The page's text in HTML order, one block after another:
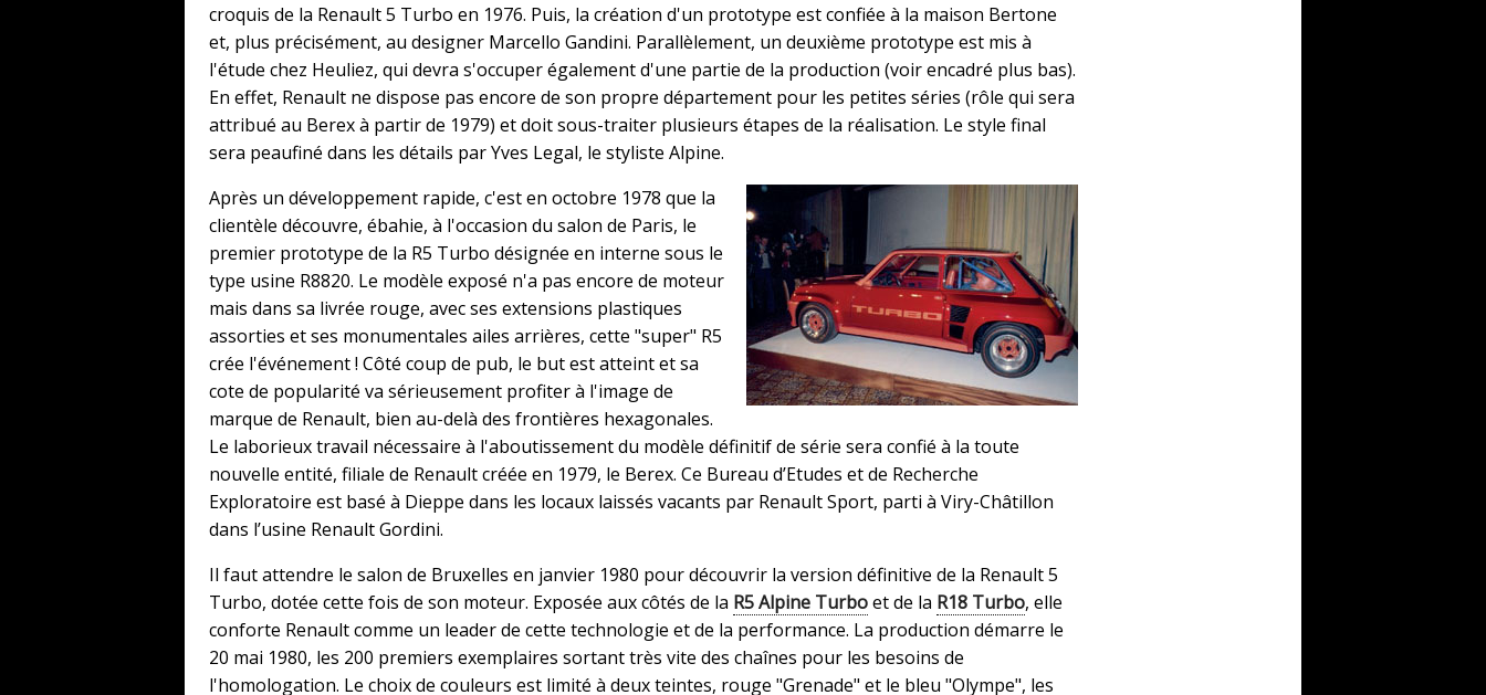
croquis de la Renault 5 Turbo en 1976. Puis, la création d'un prototype est confiée à la maison Bertone
et, plus précisément, au designer Marcello Gandini. Parallèlement, un deuxième prototype est mis à
l'étude chez Heuliez, qui devra s'occuper également d'une partie de la production (voir encadré plus bas).
En effet, Renault ne dispose pas encore de son propre département pour les petites séries (rôle qui sera
attribué au Berex à partir de 1979) et doit sous-traiter plusieurs étapes de la réalisation. Le style final
sera peaufiné dans les détails par Yves Legal, le styliste Alpine.
Après un développement rapide, c'est en octobre 1978 que la
clientèle découvre, ébahie, à l'occasion du salon de Paris, le
premier prototype de la R5 Turbo désignée en interne sous le
type usine R8820. Le modèle exposé n'a pas encore de moteur
mais dans sa livrée rouge, avec ses extensions plastiques
assorties et ses monumentales ailes arrières, cette "super" R5
crée l'événement ! Côté coup de pub, le but est atteint et sa
cote de popularité va sérieusement profiter à l'image de
marque de Renault, bien au-delà des frontières hexagonales.
Le laborieux travail nécessaire à l'aboutissement du modèle définitif de série sera confié à la toute
nouvelle entité, filiale de Renault créée en 1979, le Berex. Ce Bureau d’Etudes et de Recherche
Exploratoire est basé à Dieppe dans les locaux laissés vacants par Renault Sport, parti à Viry-Châtillon
dans l’usine Renault Gordini.
Il faut attendre le salon de Bruxelles en janvier 1980 pour découvrir la version définitive de la Renault 5
Turbo, dotée cette fois de son moteur. Exposée aux côtés de la R5 Alpine Turboet de la R18 Turbo, elle
conforte Renault comme un leader de cette technologie et de la performance. La production démarre le
20 mai 1980, les 200 premiers exemplaires sortant très vite des chaînes pour les besoins de
l'homologation. Le choix de couleurs est limité à deux teintes, rouge "Grenade" et le bleu "Olympe", les